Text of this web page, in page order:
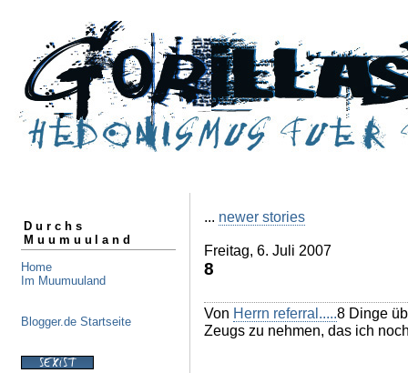
Durchs
Muumuuland
Home
Im Muumuuland
Blogger.de Startseite
... newer stories
Freitag, 6. Juli 2007
8
Von Herrn referral.....8 Dinge
Zeugs zu nehmen, das ich